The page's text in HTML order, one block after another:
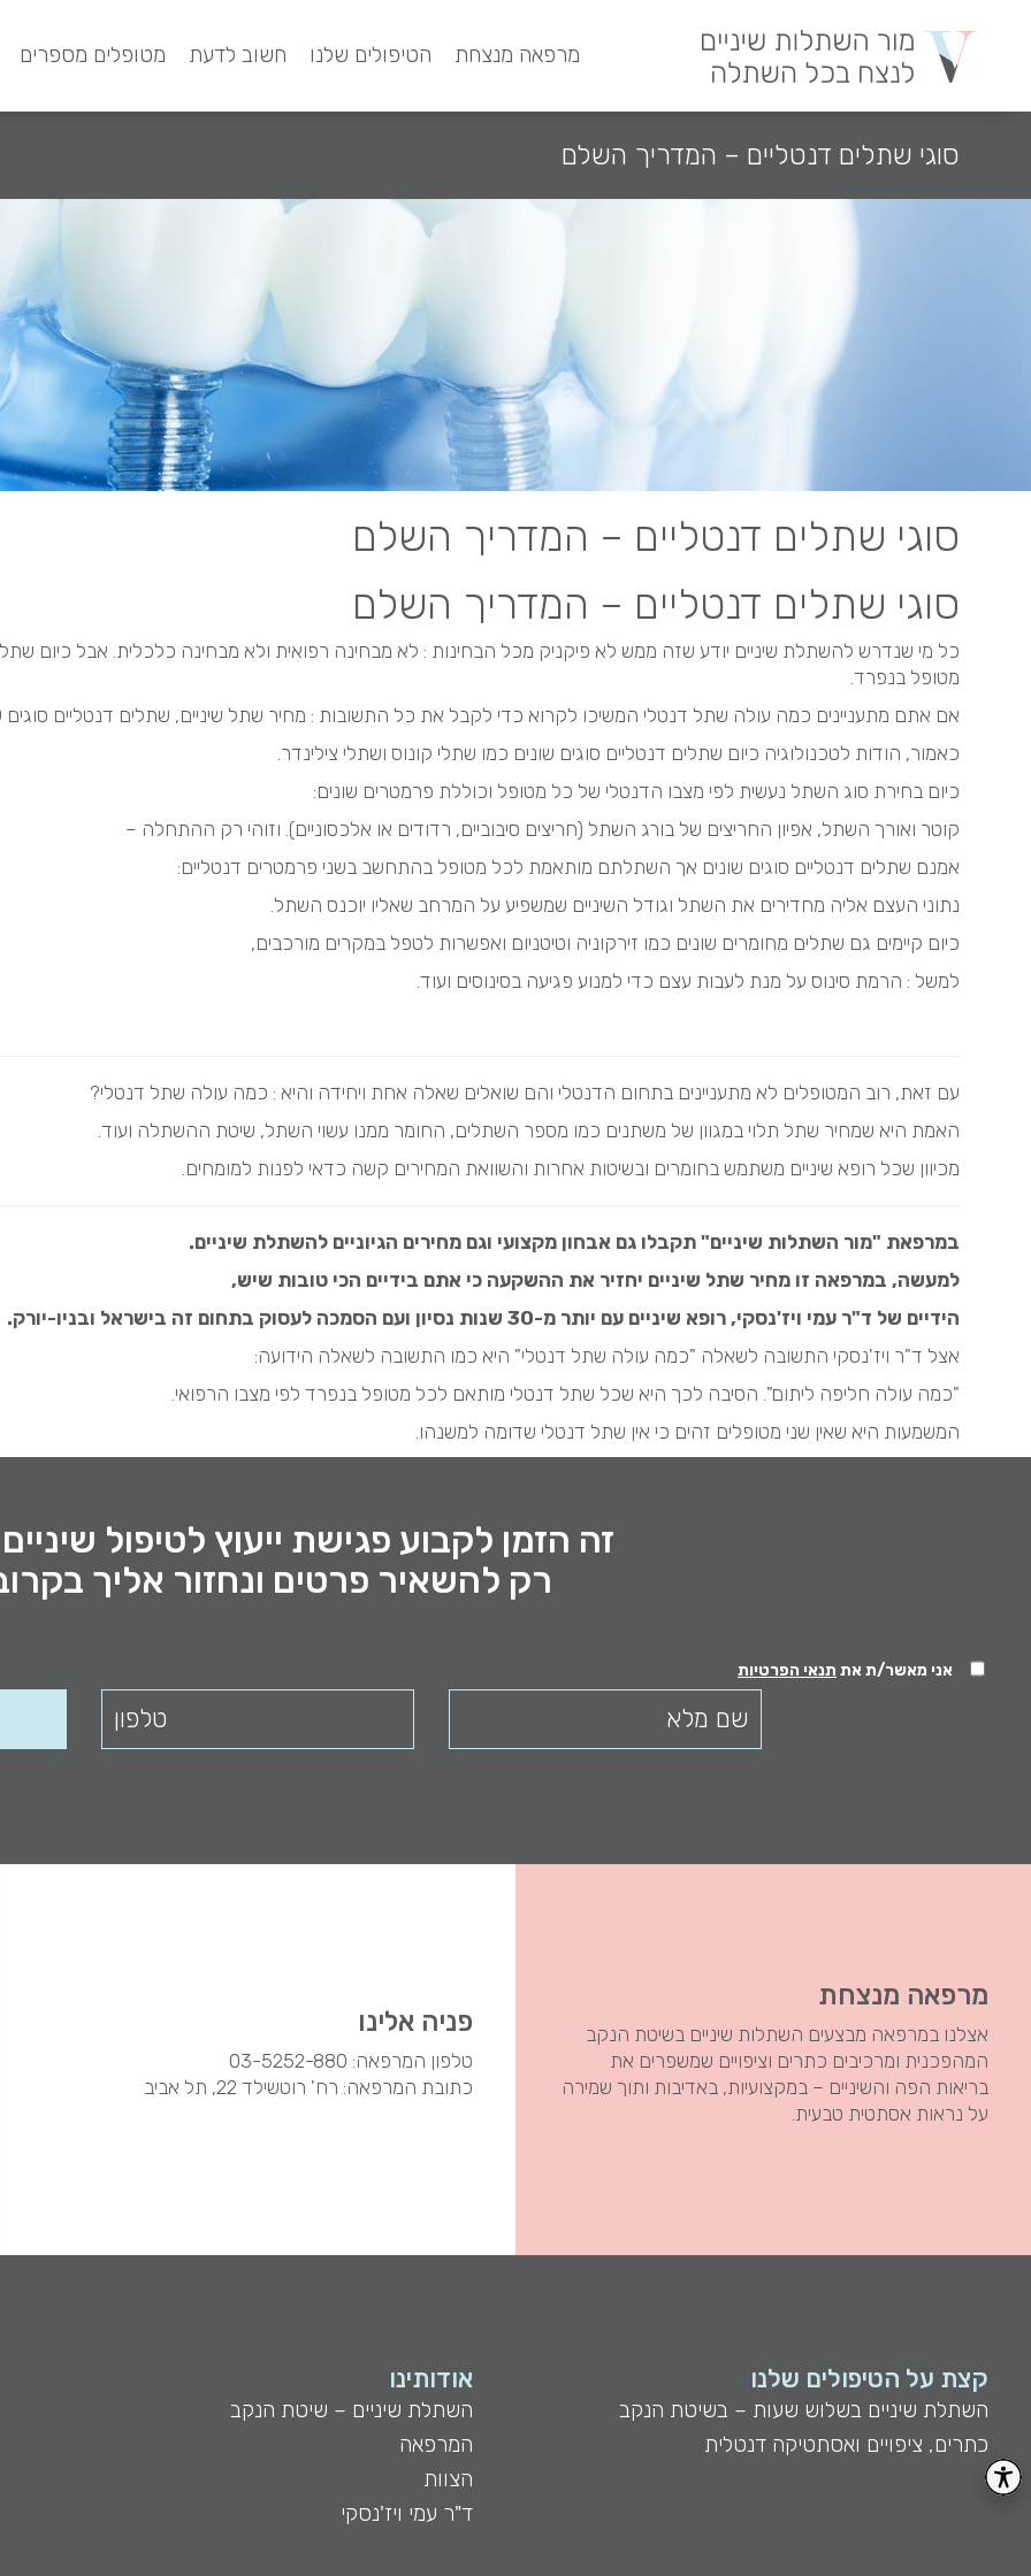
מרפאה מנצחת הטיפולים שלנו חשוב לדעת מטופלים מספרים
סוגי שתלים דנטליים – המדריך השלם
סוגי שתלים דנטליים – המדריך השלם
סוגי שתלים דנטליים – המדריך השלם
כל מי שנדרש להשתלת שיניים יודע שזה ממש לא פיקניק מכל הבחינות : לא מבחינה רפואית ולא מבחינה כלכלית. אבל כיום
מטופל בנפרד.
אם אתם מתעניינים כמה עולה שתל דנטלי המשיכו לקרוא כדי לקבל את כל התשובות : מחיר שתל שיניים, שתלים דנטליים סוגים
כאמור, הודות לטכנולוגיה כיום שתלים דנטליים סוגים שונים כמו שתלי קונוס ושתלי צילינדר.
כיום בחירת סוג השתל נעשית לפי מצבו הדנטלי של כל מטופל וכוללת פרמטרים שונים:
קוטר ואורך השתל, אפיון החריצים של בורג השתל (חריצים סיבוביים, רדודים או אלכסוניים). וזוהי רק ההתחלה –
אמנם שתלים דנטליים סוגים שונים אך השתלתם מותאמת לכל מטופל בהתחשב בשני פרמטרים דנטליים:
נתוני העצם אליה מחדירים את השתל וגודל השיניים שמשפיע על המרחב שאליו יוכנס השתל.
כיום קיימים גם שתלים מחומרים שונים כמו זירקוניה וטיטניום ואפשרות לטפל במקרים מורכבים,
למשל : הרמת סינוס על מנת לעבות עצם כדי למנוע פגיעה בסינוסים ועוד.
עם זאת, רוב המטופלים לא מתעניינים בתחום הדנטלי והם שואלים שאלה אחת ויחידה והיא : כמה עולה שתל דנטלי?
האמת היא שמחיר שתל תלוי במגוון של משתנים כמו מספר השתלים, החומר ממנו עשוי השתל, שיטת ההשתלה ועוד.
מכיוון שכל רופא שיניים משתמש בחומרים ובשיטות אחרות והשוואת המחירים קשה כדאי לפנות למומחים.
במרפאת "מור השתלות שיניים" תקבלו גם אבחון מקצועי וגם מחירים הגיוניים להשתלת שיניים.
למעשה, במרפאה זו מחיר שתל שיניים יחזיר את ההשקעה כי אתם בידיים הכי טובות שיש,
הידיים של ד"ר עמי ויז'נסקי, רופא שיניים עם יותר מ-30 שנות נסיון ועם הסמכה לעסוק בתחום זה בישראל ובניו-יורק.
אצל ד"ר ויז'נסקי התשובה לשאלה "כמה עולה שתל דנטלי" היא כמו התשובה לשאלה הידועה:
"כמה עולה חליפה ליתום". הסיבה לכך היא שכל שתל דנטלי מותאם לכל מטופל בנפרד לפי מצבו הרפואי.
המשמעות היא שאין שני מטופלים זהים כי אין שתל דנטלי שדומה למשנהו.
זה הזמן לקבוע פגישת ייעוץ לטיפול
רק להשאיר פרטים ונחזור אליך
אני מאשר/ת את תנאי הפרטיות
מרפאה מנצחת
אצלנו במרפאה מבצעים השתלות שיניים בשיטת הנקב
המהפכנית ומרכיבים כתרים וציפויים שמשפרים את
בריאות הפה והשיניים – במקצועיות, באדיבות ותוך שמירה
על נראות אסתטית טבעית.
פניה אלינו
טלפון המרפאה: 03-5252-880
כתובת המרפאה: רח' רוטשילד 22, תל אביב
קצת על הטיפולים שלנו
השתלת שיניים בשלוש שעות – בשיטת הנקב
כתרים, ציפויים ואסתטיקה דנטלית
אודותינו
השתלת שיניים – שיטת הנקב
המרפאה
הצוות
ד"ר עמי ויז'נסקי